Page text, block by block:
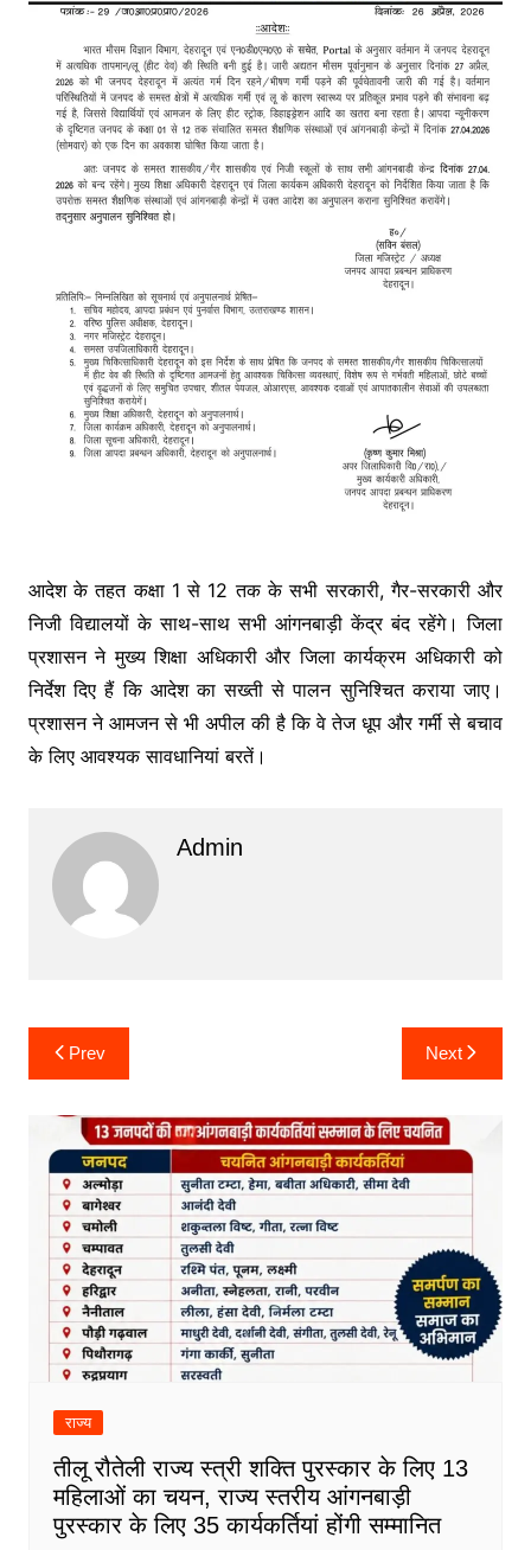
आदेश के तहत कक्षा 1 से 12 तक के सभी सरकारी, गैर-सरकारी और
निजी विद्यालयों के साथ-साथ सभी आंगनबाड़ी केंद्र बंद रहेंगे। जिला
प्रशासन ने मुख्य शिक्षा अधिकारी और जिला कार्यक्रम अधिकारी को
निर्देश दिए हैं कि आदेश का सख्ती से पालन सुनिश्चित कराया जाए।
प्रशासन ने आमजन से भी अपील की है कि वे तेज धूप और गर्मी से बचाव
के लिए आवश्यक सावधानियां बरतें।
Admin
Post
navigation
Prev Next
राज्य
तीलू रौतेली राज्य स्त्री शक्ति पुरस्कार के लिए 13
महिलाओं का चयन, राज्य स्तरीय आंगनबाड़ी
पुरस्कार के लिए 35 कार्यकर्तियां होंगी सम्मानित